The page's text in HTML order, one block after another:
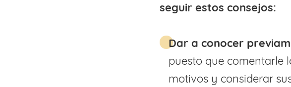
seguir estos consejos:
Dar a conocer
puesto que comentarle
motivos y considerar